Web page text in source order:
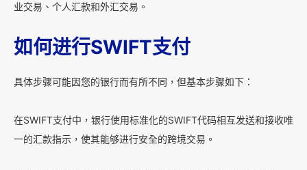
业交易、个人汇款和外汇交易。
如何进行SWIFT支付
具体步骤可能因您的银行而有所不同，但基本步骤如下：
在SWIFT支付中，银行使用标准化的SWIFT代码相互发送和接收唯
一的汇款指示，使其能够进行安全的跨境交易。